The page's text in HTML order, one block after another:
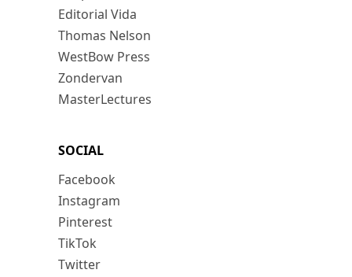
Editorial Vida
Thomas Nelson
WestBow Press
Zondervan
MasterLectures
SOCIAL
Facebook
Instagram
Pinterest
TikTok
Twitter